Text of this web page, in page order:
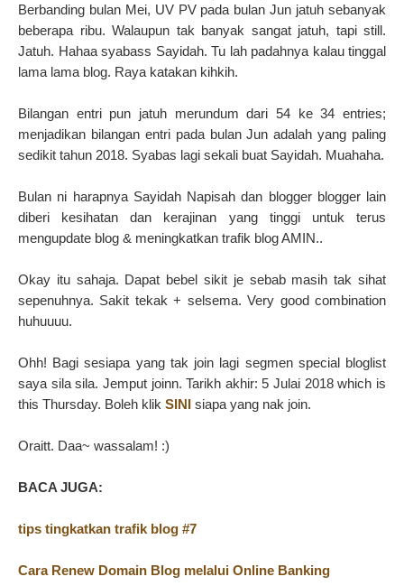
Berbanding bulan Mei, UV PV pada bulan Jun jatuh sebanyak
beberapa ribu. Walaupun tak banyak sangat jatuh, tapi still.
Jatuh. Hahaa syabass Sayidah. Tu lah padahnya kalau tinggal
lama lama blog. Raya katakan kihkih.
Bilangan entri pun jatuh merundum dari 54 ke 34 entries;
menjadikan bilangan entri pada bulan Jun adalah yang paling
sedikit tahun 2018. Syabas lagi sekali buat Sayidah. Muahaha.
Bulan ni harapnya Sayidah Napisah dan blogger blogger lain
diberi kesihatan dan kerajinan yang tinggi untuk terus
mengupdate blog & meningkatkan trafik blog AMIN..
Okay itu sahaja. Dapat bebel sikit je sebab masih tak sihat
sepenuhnya. Sakit tekak + selsema. Very good combination
huhuuuu.
Ohh! Bagi sesiapa yang tak join lagi segmen special bloglist
saya sila sila. Jemput joinn. Tarikh akhir: 5 Julai 2018 which is
this Thursday. Boleh klik SINI siapa yang nak join.
Oraitt. Daa~ wassalam! :)
BACA JUGA:
tips tingkatkan trafik blog #7
Cara Renew Domain Blog melalui Online Banking